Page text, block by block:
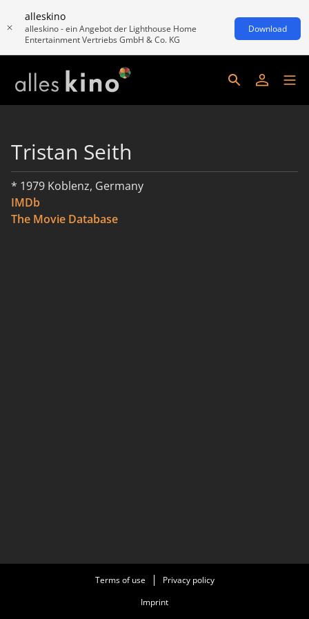
alleskino
alleskino - ein Angebot der Lighthouse Home
Entertainment Vertriebs GmbH & Co. KG
Download
Tristan Seith
* 1979 Koblenz, Germany
IMDb
The Movie Database
Terms of use
Privacy policy
Imprint